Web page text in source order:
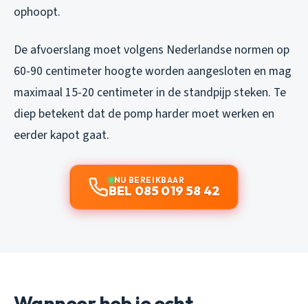
ophoopt.
De afvoerslang moet volgens Nederlandse normen op
60-90 centimeter hoogte worden aangesloten en mag
maximaal 15-20 centimeter in de standpijp steken. Te
diep betekent dat de pomp harder moet werken en
eerder kapot gaat.
NU BEREIKBAAR
BEL 085 019 58 42